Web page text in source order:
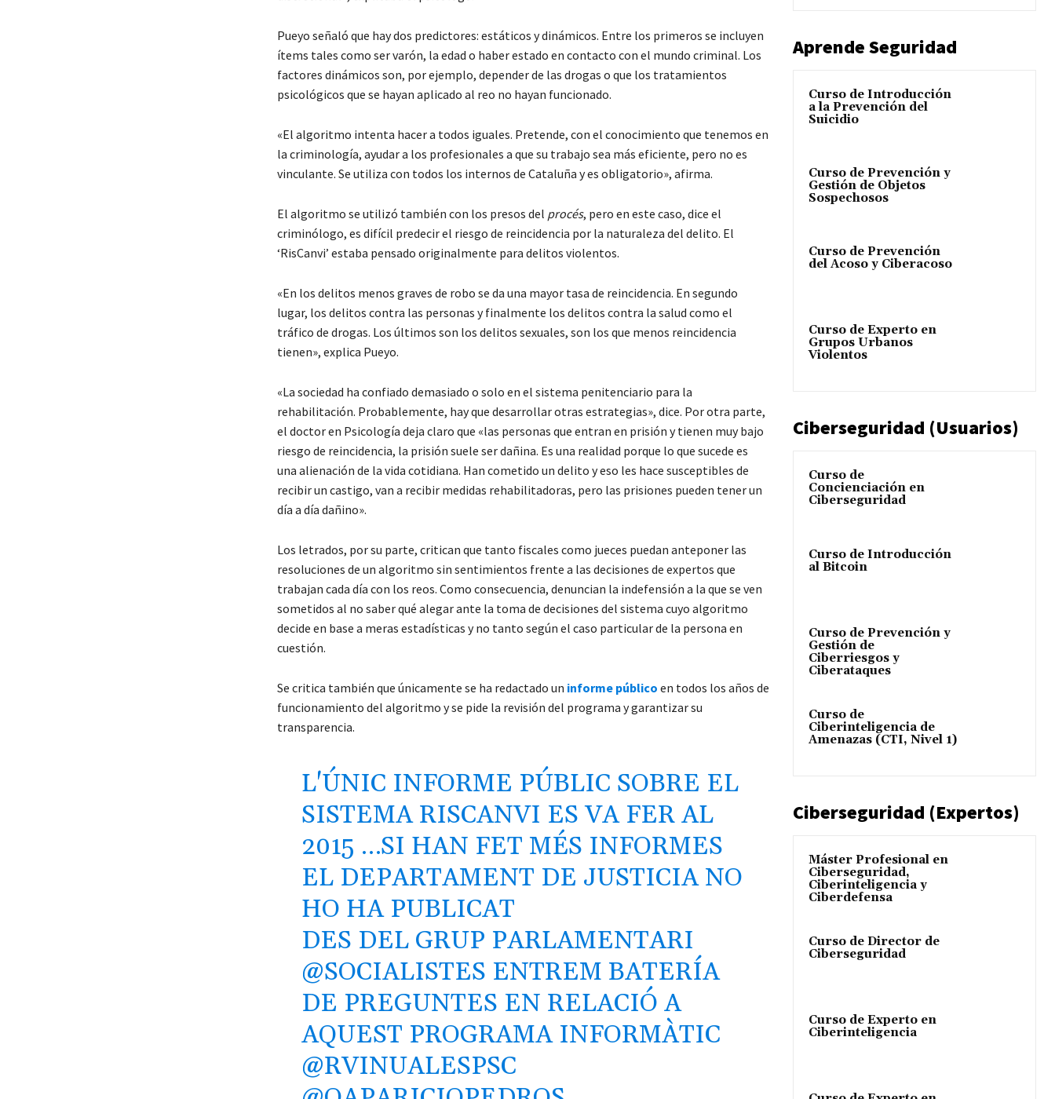
Pueyo señaló que hay dos predictores: estáticos y dinámicos. Entre los primeros se incluyen
ítems tales como ser varón, la edad o haber estado en contacto con el mundo criminal. Los
factores dinámicos son, por ejemplo, depender de las drogas o que los tratamientos
psicológicos que se hayan aplicado al reo no hayan funcionado.
«El algoritmo intenta hacer a todos iguales. Pretende, con el conocimiento que tenemos en
la criminología, ayudar a los profesionales a que su trabajo sea más eficiente, pero no es
vinculante. Se utiliza con todos los internos de Cataluña y es obligatorio», afirma.
El algoritmo se utilizó también con los presos del procés, pero en este caso, dice el
criminólogo, es difícil predecir el riesgo de reincidencia por la naturaleza del delito. El
‘RisCanvi’ estaba pensado originalmente para delitos violentos.
«En los delitos menos graves de robo se da una mayor tasa de reincidencia. En segundo
lugar, los delitos contra las personas y finalmente los delitos contra la salud como el
tráfico de drogas. Los últimos son los delitos sexuales, son los que menos reincidencia
tienen», explica Pueyo.
«La sociedad ha confiado demasiado o solo en el sistema penitenciario para la
rehabilitación. Probablemente, hay que desarrollar otras estrategias», dice. Por otra parte,
el doctor en Psicología deja claro que «las personas que entran en prisión y tienen muy bajo
riesgo de reincidencia, la prisión suele ser dañina. Es una realidad porque lo que sucede es
una alienación de la vida cotidiana. Han cometido un delito y eso les hace susceptibles de
recibir un castigo, van a recibir medidas rehabilitadoras, pero las prisiones pueden tener un
día a día dañino».
Los letrados, por su parte, critican que tanto fiscales como jueces puedan anteponer las
resoluciones de un algoritmo sin sentimientos frente a las decisiones de expertos que
trabajan cada día con los reos. Como consecuencia, denuncian la indefensión a la que se ven
sometidos al no saber qué alegar ante la toma de decisiones del sistema cuyo algoritmo
decide en base a meras estadísticas y no tanto según el caso particular de la persona en
cuestión.
Se critica también que únicamente se ha redactado un informe público en todos los años de
funcionamiento del algoritmo y se pide la revisión del programa y garantizar su
transparencia.
L'ÚNIC INFORME PÚBLIC SOBRE EL
SISTEMA RISCANVI ES VA FER AL
2015 …SI HAN FET MÉS INFORMES
EL DEPARTAMENT DE JUSTICIA NO
HO HA PUBLICAT
DES DEL GRUP PARLAMENTARI
@SOCIALISTES ENTREM BATERÍA
DE PREGUNTES EN RELACIÓ A
AQUEST PROGRAMA INFORMÀTIC
@RVINUALESPSC
Aprende Seguridad
Curso de Introducción
a la Prevención del
Suicidio
Curso de Prevención y
Gestión de Objetos
Sospechosos
Curso de Prevención
del Acoso y Ciberacoso
Curso de Experto en
Grupos Urbanos
Violentos
Ciberseguridad (Usuarios)
Curso de
Concienciación en
Ciberseguridad
Curso de Introducción
al Bitcoin
Curso de Prevención y
Gestión de
Ciberriesgos y
Ciberataques
Curso de
Ciberinteligencia de
Amenazas (CTI, Nivel 1)
Ciberseguridad (Expertos)
Máster Profesional en
Ciberseguridad,
Ciberinteligencia y
Ciberdefensa
Curso de Director de
Ciberseguridad
Curso de Experto en
Ciberinteligencia